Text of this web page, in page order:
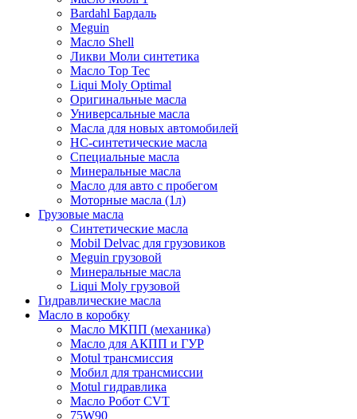
Bardahl Бардаль
Meguin
Масло Shell
Ликви Моли синтетика
Масло Top Tec
Liqui Moly Optimal
Оригинальные масла
Универсальные масла
Масла для новых автомобилей
HC-синтетические масла
Специальные масла
Минеральные масла
Масло для авто с пробегом
Моторные масла (1л)
Грузовые масла
Синтетические масла
Mobil Delvac для грузовиков
Meguin грузовой
Минеральные масла
Liqui Moly грузовой
Гидравлические масла
Масло в коробку
Масло МКПП (механика)
Масло для АКПП и ГУР
Motul трансмиссия
Мобил для трансмиссии
Motul гидравлика
Масло Робот CVT
75W90